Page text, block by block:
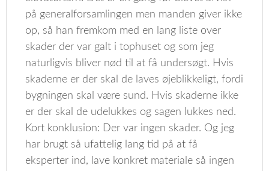
på generalforsamlingen men manden giver ikke
op, så han fremkom med en lang liste over
skader der var galt i tophuset og som jeg
naturligvis bliver nød til at få undersøgt. Hvis
skaderne er der skal de laves øjeblikkeligt, fordi
bygningen skal være sund. Hvis skaderne ikke
er der skal de udelukkes og sagen lukkes ned.
Kort konklusion: Der var ingen skader. Og jeg
har brugt så ufattelig lang tid på at få
eksperter ind, lave konkret materiale så ingen